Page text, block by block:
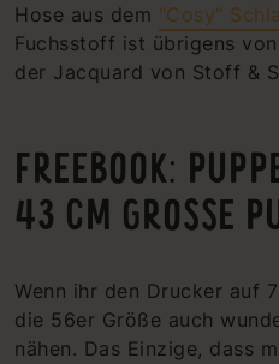
Hose aus dem "Cosy"
Fuchsstoff ist übrigens von
der Jacquard von Stoff &
FREEBOOK:
43 CM GROSSE
Wenn ihr den Drucker auf
die 56er Größe auch
nähen. Das Einzige, dass